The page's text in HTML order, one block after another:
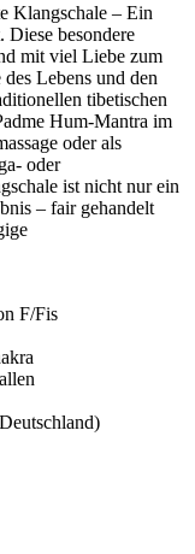
Klangschale – Ein
Diese besondere
mit viel Liebe zum
Lebens und den
tibetischen
Hum-Mantra im
oder als
oder
ist nicht nur ein
– fair gehandelt
F/Fis